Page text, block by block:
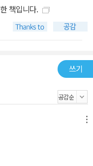
책입니다.
쓰기